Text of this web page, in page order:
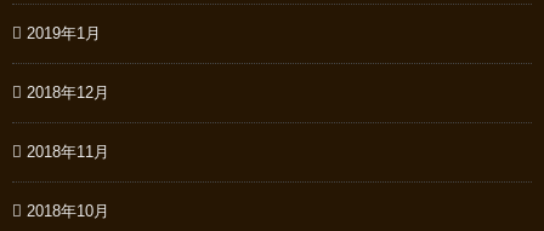
2019年1月
2018年12月
2018年11月
2018年10月